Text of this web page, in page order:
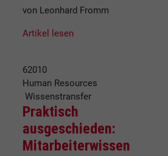
von Leonhard Fromm
Artikel lesen
62010
Human Resources
Wissenstransfer
Praktisch
ausgeschieden:
Mitarbeiterwissen